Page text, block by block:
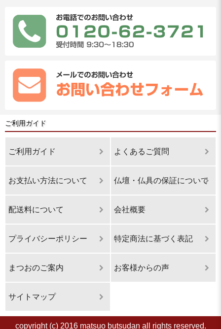
ご利用ガイド
ご利用ガイド よくあるご質問
お支払い方法について 仏壇・仏具の保証について
配送料について 会社概要
プライバシーポリシー 特定商法に基づく表記
まつおのご案内 お客様からの声
サイトマップ
copyright (c) 2016 matsuo butsudan all rights reserved.